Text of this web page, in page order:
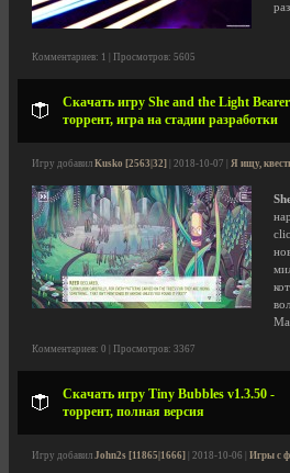
Комментариев: 1 | Просмотров: 5605
Скачать игру She and the Light
торрент, игра на стадии разработки
Игру добавил Kusko [2563|32] | 2018-10-07 | Я ищу,
Комментариев: 0 | Просмотров: 3367
Скачать игру Tiny Bubbles v1.3.50 -
торрент, полная версия
Игру добавил John2s [11865|1666] | 2018-10-06 | Игры с